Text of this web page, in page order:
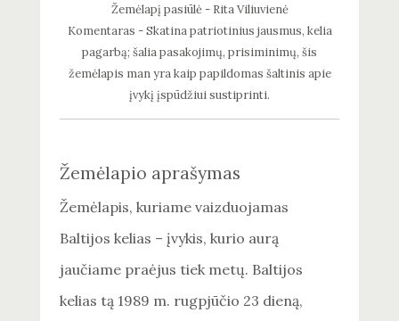
Žemėlapį pasiūlė - Rita Viliuvienė
Komentaras - Skatina patriotinius jausmus, kelia
pagarbą; šalia pasakojimų, prisiminimų, šis
žemėlapis man yra kaip papildomas šaltinis apie
įvykį įspūdžiui sustiprinti.
Žemėlapio aprašymas
Žemėlapis, kuriame vaizduojamas
Baltijos kelias – įvykis, kurio aurą
jaučiame praėjus tiek metų. Baltijos
kelias tą 1989 m. rugpjūčio 23 dieną,